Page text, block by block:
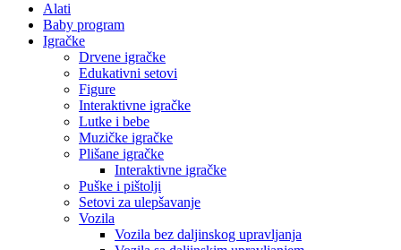
Alati
Baby program
Igračke
Drvene igračke
Edukativni setovi
Figure
Interaktivne igračke
Lutke i bebe
Muzičke igračke
Plišane igračke
Interaktivne igračke
Puške i pištolji
Setovi za ulepšavanje
Vozila
Vozila bez daljinskog upravljanja